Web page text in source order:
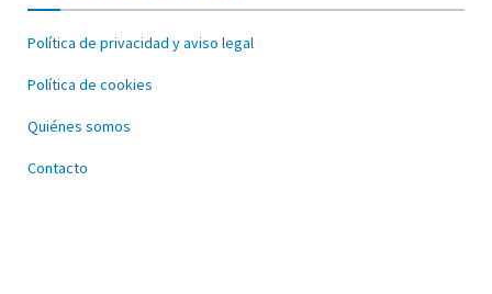
Política de privacidad y aviso legal
Política de cookies
Quiénes somos
Contacto